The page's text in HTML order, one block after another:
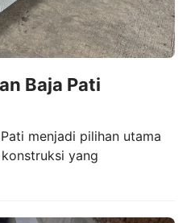
Baja Pati
menjadi pilihan utama
yang